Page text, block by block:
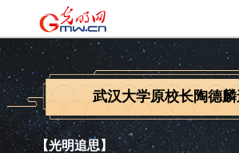
武汉大学原校长陶德
【光明追思】